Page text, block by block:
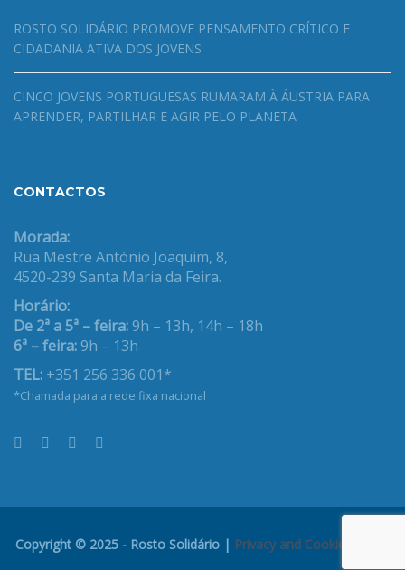
ROSTO SOLIDÁRIO PROMOVE PENSAMENTO CRÍTICO E
CIDADANIA ATIVA DOS JOVENS
CINCO JOVENS PORTUGUESAS RUMARAM À ÁUSTRIA PARA
APRENDER, PARTILHAR E AGIR PELO PLANETA
CONTACTOS
Morada:
Rua Mestre António Joaquim, 8,
4520-239 Santa Maria da Feira.
Horário:
De 2ª a 5ª – feira: 9h – 13h, 14h – 18h
6ª – feira: 9h – 13h
TEL: +351 256 336 001*
*Chamada para a rede fixa nacional
Copyright © 2025 - Rosto Solidário | Privacy and Cookies Policy